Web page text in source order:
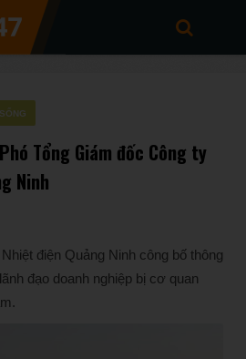
Tổng Giám đốc Công ty
Ninh
điện Quảng Ninh công bố thông
đạo doanh nghiệp bị cơ quan